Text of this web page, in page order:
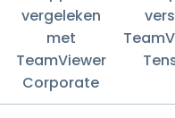
vergeleken
met
TeamViewer
Corporate